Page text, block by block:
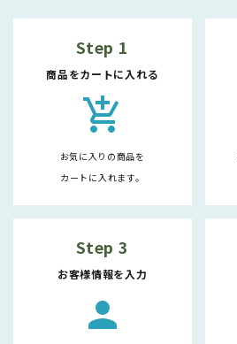
Step 1
商品をカートに入れる
add_shopping_cart
お気に入りの商品を
カートに入れます。
Step 3
お客様情報を入力
person